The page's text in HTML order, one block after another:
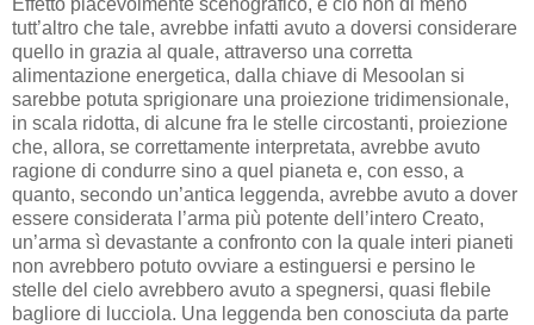
tutt’altro che tale, avrebbe infatti avuto a doversi considerare
quello in grazia al quale, attraverso una corretta
alimentazione energetica, dalla chiave di Mesoolan si
sarebbe potuta sprigionare una proiezione tridimensionale,
in scala ridotta, di alcune fra le stelle circostanti, proiezione
che, allora, se correttamente interpretata, avrebbe avuto
ragione di condurre sino a quel pianeta e, con esso, a
quanto, secondo un’antica leggenda, avrebbe avuto a dover
essere considerata l’arma più potente dell’intero Creato,
un’arma sì devastante a confronto con la quale interi pianeti
non avrebbero potuto ovviare a estinguersi e persino le
stelle del cielo avrebbero avuto a spegnersi, quasi flebile
bagliore di lucciola. Una leggenda ben conosciuta da parte